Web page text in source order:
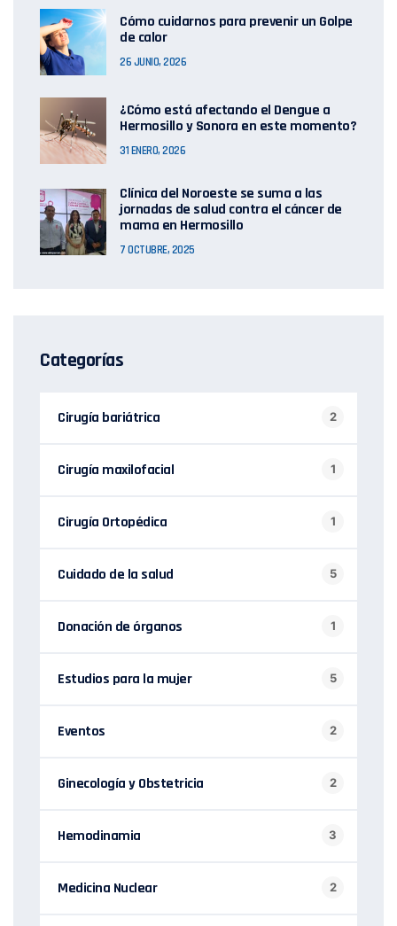
Cómo cuidarnos para prevenir un Golpe
de calor
26 JUNIO, 2026
¿Cómo está afectando el Dengue a
Hermosillo y Sonora en este momento?
31 ENERO, 2026
Clínica del Noroeste se suma a las
jornadas de salud contra el cáncer de
mama en Hermosillo
7 OCTUBRE, 2025
Categorías
Cirugía bariátrica 2
Cirugía maxilofacial 1
Cirugía Ortopédica 1
Cuidado de la salud 5
Donación de órganos 1
Estudios para la mujer 5
Eventos 2
Ginecología y Obstetricia 2
Hemodinamia 3
Medicina Nuclear 2